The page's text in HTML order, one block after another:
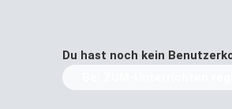
Du hast noch kein